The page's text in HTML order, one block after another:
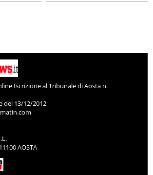
Iscrizione al Tribunale di Aosta n.
del 13/12/2012
AOSTA